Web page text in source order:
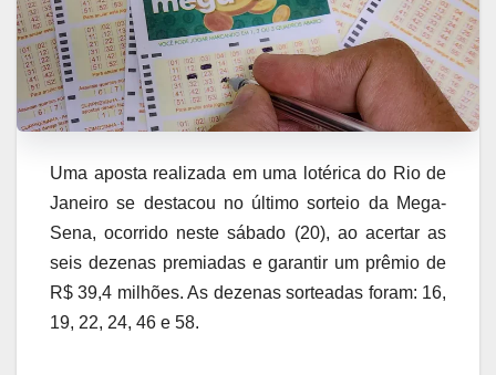
Uma aposta realizada em uma lotérica do Rio de
Janeiro se destacou no último sorteio da Mega-
Sena, ocorrido neste sábado (20), ao acertar as
seis dezenas premiadas e garantir um prêmio de
R$ 39,4 milhões. As dezenas sorteadas foram: 16,
19, 22, 24, 46 e 58.